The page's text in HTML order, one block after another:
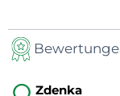
Zdenka